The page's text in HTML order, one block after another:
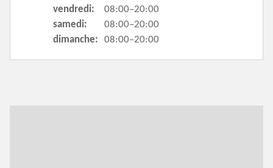
vendredi:
08:00–20:00
samedi:
08:00–20:00
dimanche:
08:00–20:00